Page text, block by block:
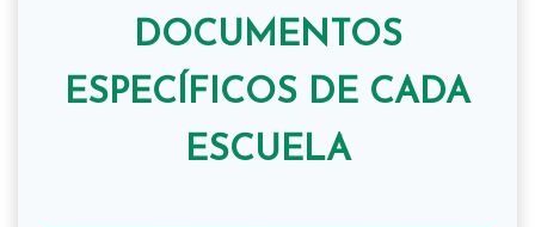
DOCUMENTOS
ESPECÍFICOS DE CADA
ESCUELA